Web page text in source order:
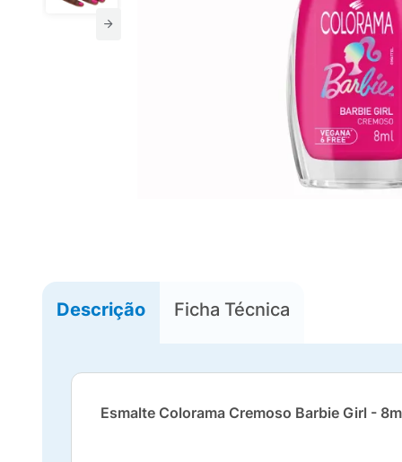
Descrição Ficha Técnica
Esmalte Colorama Cremoso Barbie Girl -